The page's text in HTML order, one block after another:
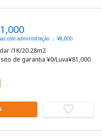
com administração ： ¥8,000
/1K/20.28m2
de garantia ¥0/Luva¥81,000